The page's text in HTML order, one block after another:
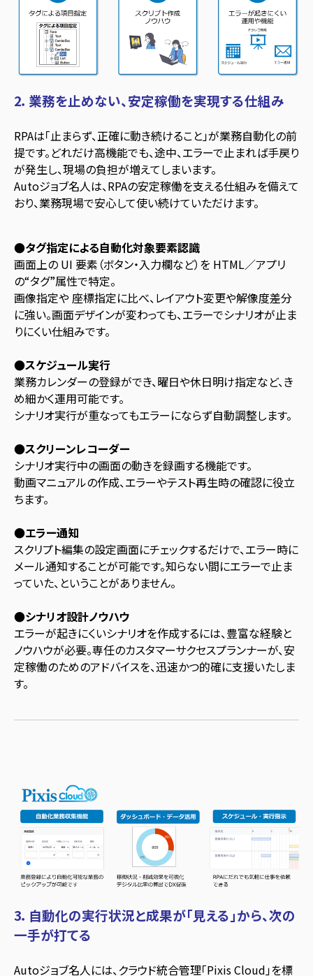
2．業務を止めない、安定稼働を実現する仕組み
RPAは「止まらず、正確に動き続けること」が業務自動化の前
提です。どれだけ高機能でも、途中、エラーで止まれば手戻り
が発生し、現場の負担が増えてしまいます。
Autoジョブ名人は、RPAの安定稼働を支える仕組みを備えて
おり、業務現場で安心して使い続けていただけます。
●タグ指定による自動化対象要素認識
画面上の UI 要素（ボタン・入力欄など）を HTML／アプリ
の“タグ”属性で特定。
画像指定や 座標指定に比べ、レイアウト変更や解像度差分
に強い。画面デザインが変わっても、エラーでシナリオが止ま
りにくい仕組みです。
●スケジュール実行
業務カレンダーの登録ができ、曜日や休日明け指定など、き
め細かく運用可能です。
シナリオ実行が重なってもエラーにならず自動調整します。
●スクリーンレコーダー
シナリオ実行中の画面の動きを録画する機能です。
動画マニュアルの作成、エラーやテスト再生時の確認に役立
ちます。
●エラー通知
スクリプト編集の設定画面にチェックするだけで、エラー時に
メール通知することが可能です。知らない間にエラーで止ま
っていた、ということがありません。
●シナリオ設計ノウハウ
エラーが起きにくいシナリオを作成するには、豊富な経験と
ノウハウが必要。専任のカスタマーサクセスプランナーが、安
定稼働のためのアドバイスを、迅速かつ的確に支援いたしま
す。
3．自動化の実行状況と成果が「見える」から、次の
一手が打てる
Autoジョブ名人には、クラウド統合管理「Pixis Cloud」を標